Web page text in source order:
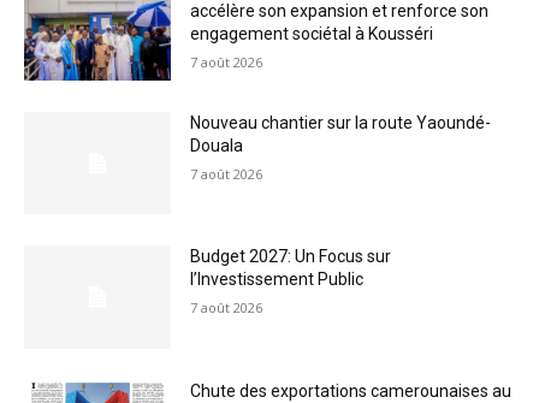
accélère son expansion et renforce son
engagement sociétal à Kousséri
7 août 2026
Nouveau chantier sur la route Yaoundé-
Douala
7 août 2026
Budget 2027: Un Focus sur
l’Investissement Public
7 août 2026
Chute des exportations camerounaises au